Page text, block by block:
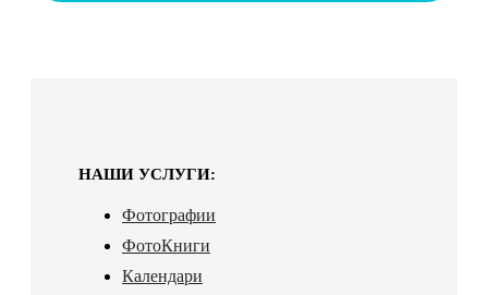
НАШИ УСЛУГИ:
Фотографии
ФотоКниги
Календари